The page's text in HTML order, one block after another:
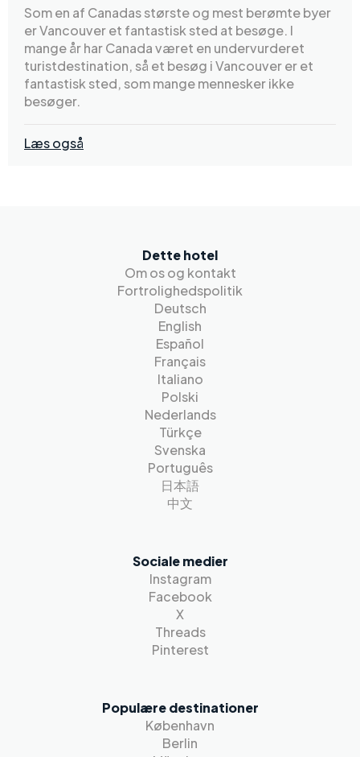
Som en af Canadas største og mest berømte byer
er Vancouver et fantastisk sted at besøge. I
mange år har Canada været en undervurderet
turistdestination, så et besøg i Vancouver er et
fantastisk sted, som mange mennesker ikke
besøger.
Læs også
Dette hotel
Om os og kontakt
Fortrolighedspolitik
Deutsch
English
Español
Français
Italiano
Polski
Nederlands
Türkçe
Svenska
Português
日本語
中文
Sociale medier
Instagram
Facebook
X
Threads
Pinterest
Populære destinationer
København
Berlin